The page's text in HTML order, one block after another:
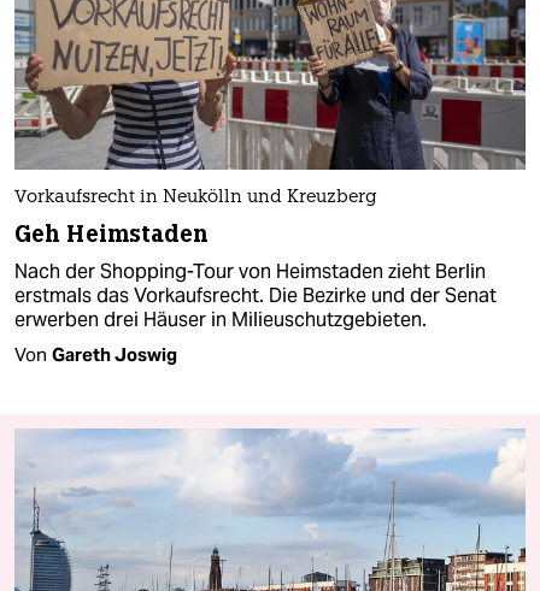
Vorkaufsrecht in Neukölln und Kreuzberg
Geh Heimstaden
Nach der Shopping-Tour von Heimstaden zieht Berlin
erstmals das Vorkaufsrecht. Die Bezirke und der Senat
erwerben drei Häuser in Milieuschutzgebieten.
Von Gareth Joswig